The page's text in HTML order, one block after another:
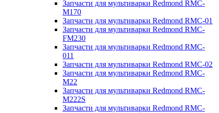
Запчасти для мультиварки Redmond RMC-
M170
Запчасти для мультиварки Redmond RMC-01
Запчасти для мультиварки Redmond RMC-
FM230
Запчасти для мультиварки Redmond RMC-
011
Запчасти для мультиварки Redmond RMC-02
Запчасти для мультиварки Redmond RMC-
M22
Запчасти для мультиварки Redmond RMC-
M222S
Запчасти для мультиварки Redmond RMC-